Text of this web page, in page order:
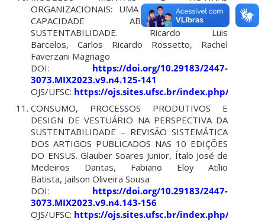
ORGANIZACIONAIS: UMA DISCUSSÃO SOBRE
CAPACIDADE ABSORTIVA E
SUSTENTABILIDADE. Ricardo Luis
Barcelos, Carlos Ricardo Rossetto, Rachel
Faverzani Magnago
DOI: https://doi.org/10.29183/2447-
3073.MIX2023.v9.n4.125-141
OJS/UFSC: https://ojs.sites.ufsc.br/index.php/
CONSUMO, PROCESSOS PRODUTIVOS E
DESIGN DE VESTUÁRIO NA PERSPECTIVA DA
SUSTENTABILIDADE – REVISÃO SISTEMÁTICA
DOS ARTIGOS PUBLICADOS NAS 10 EDIÇÕES
DO ENSUS. Glauber Soares Junior, Ítalo José de
Medeiros Dantas, Fabiano Eloy Atílio
Batista, Jailson Oliveira Sousa
DOI: https://doi.org/10.29183/2447-
3073.MIX2023.v9.n4.143-156
OJS/UFSC: https://ojs.sites.ufsc.br/index.php/